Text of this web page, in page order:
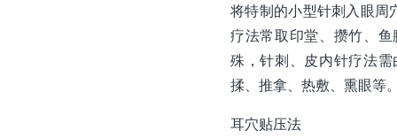
将特制的小型针刺入眼周
疗法常取印堂、攒竹、
殊，针刺、皮内针疗法
揉、推拿、热敷、熏眼等
耳穴贴压法